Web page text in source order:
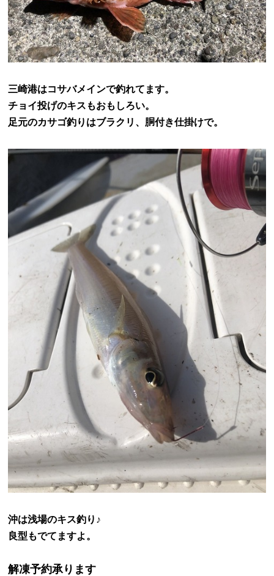
三崎港はコサバメインで釣れてます。
チョイ投げのキスもおもしろい。
足元のカサゴ釣りはブラクリ、胴付き仕掛けで。
沖は浅場のキス釣り♪
良型もでてますよ。
解凍予約承ります